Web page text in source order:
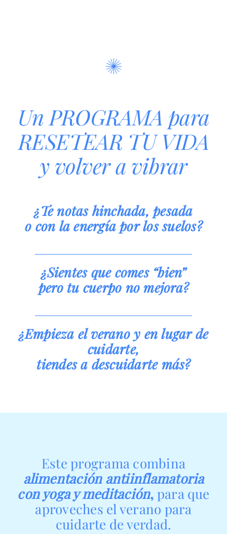
Un PROGRAMA para
RESETEAR TU VIDA
y volver a vibrar
¿Te notas hinchada, pesada
o con la energía por los suelos?
¿Sientes que comes “bien”
pero tu cuerpo no mejora?
¿Empieza el verano y en lugar de
cuidarte,
tiendes a descuidarte más?
Este programa combina
alimentación antiinflamatoria
con yoga y meditación, para que
aproveches el verano para
cuidarte de verdad.